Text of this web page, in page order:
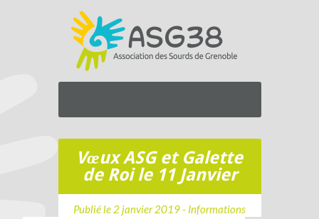
Vœux ASG et Galette
de Roi le 11 Janvier
Publié le 2 janvier 2019 - Informations